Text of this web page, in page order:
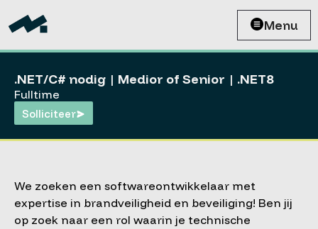
Menu
.NET/C# nodig | Medior of Senior | .NET8
Fulltime
Solliciteer
We zoeken een softwareontwikkelaar met
expertise in brandveiligheid en beveiliging! Ben jij
op zoek naar een rol waarin je technische